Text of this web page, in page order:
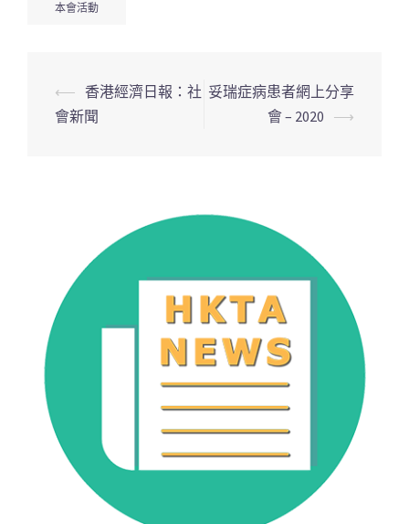
本會活動
Post
navigation
⟵ 香港經濟日報：社
會新聞
妥瑞症病患者網上分享
會 – 2020 ⟶